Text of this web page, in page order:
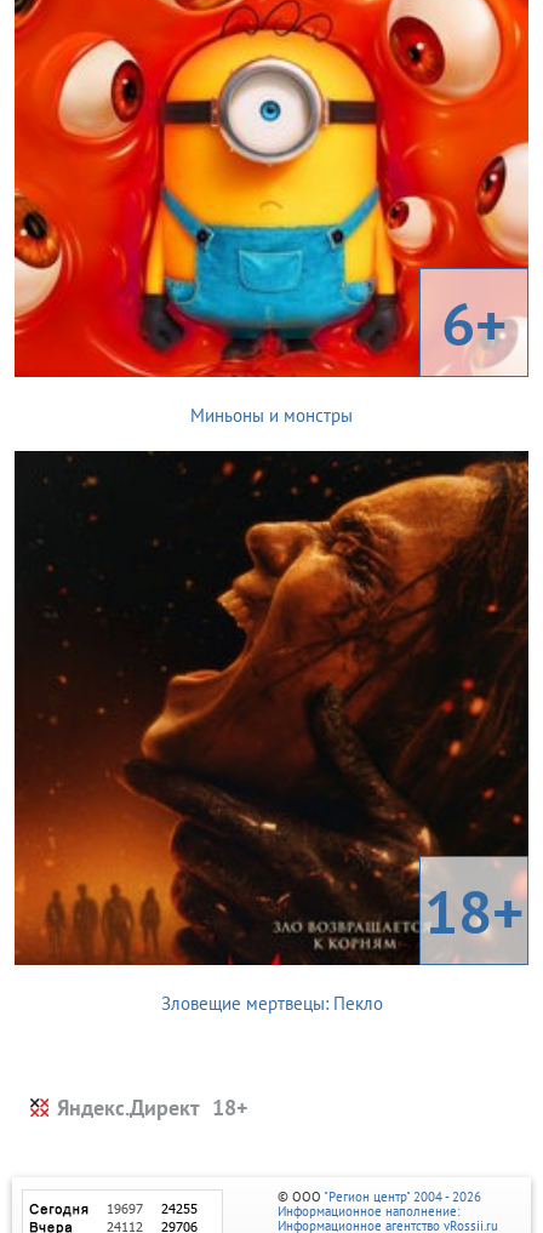
6+
Миньоны и монстры
18+
Зловещие мертвецы: Пекло
Яндекс.Директ
© ООО "Регион центр" 2004 - 2026
Информационное наполнение:
Информационное агентство vRossii.ru